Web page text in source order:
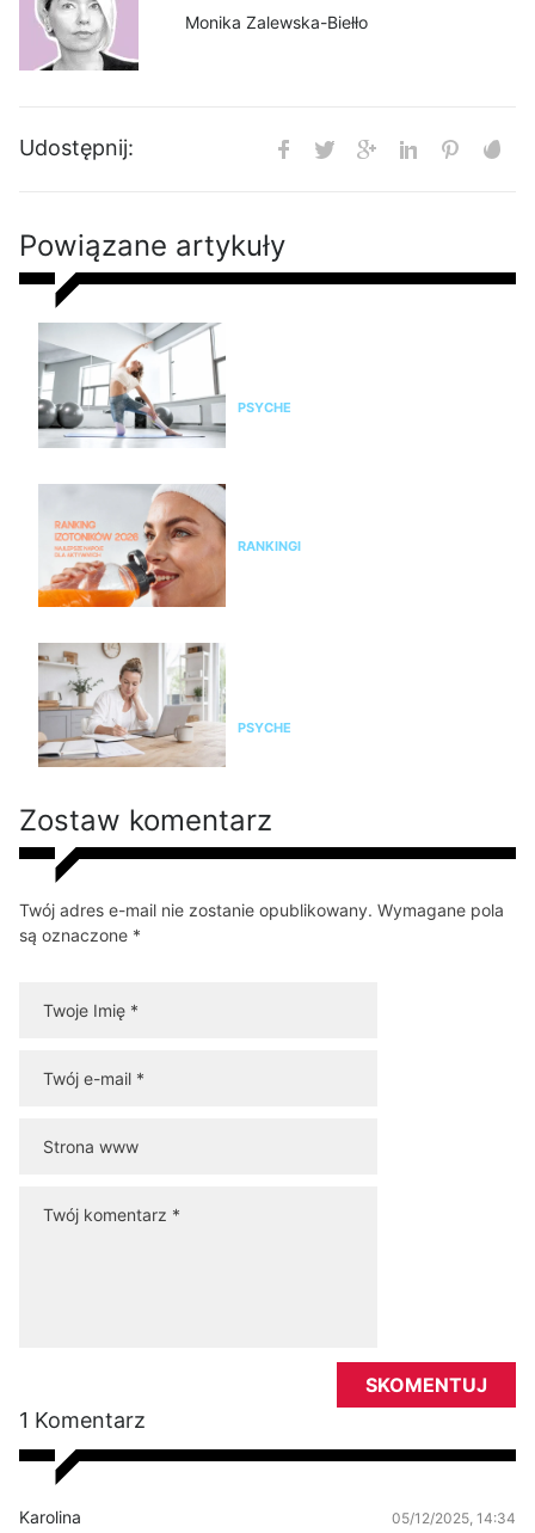
Monika Zalewska-Biełło
Udostępnij:
Powiązane artykuły
PSYCHE
RANKINGI
PSYCHE
Zostaw komentarz
Twój adres e-mail nie zostanie opublikowany. Wymagane pola
są oznaczone *
1 Komentarz
Karolina 05/12/2025, 14:34